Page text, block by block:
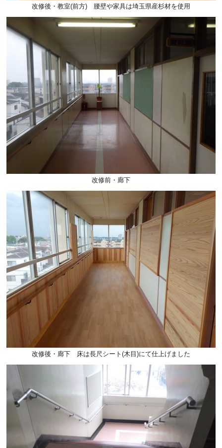
改修後・教室(前方) 腰壁や家具は埼玉県産杉材を使用
改修前・廊下
改修後・廊下 床は長尺シート(木目)にて仕上げました